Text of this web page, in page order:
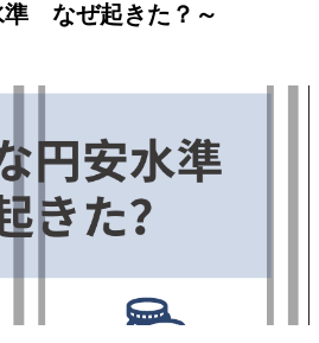
準 なぜ起きた？～